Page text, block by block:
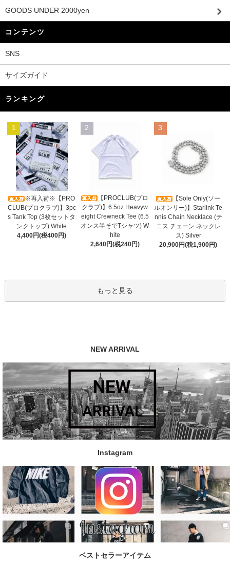
GOODS UNDER 2000yen
コンテンツ
SNS
サイズガイド
ランキング
1
※再入荷※【PRO
CLUB(プロクラブ)】3pc
s Tank Top (3枚セットタ
ンクトップ) White
4,400円(税400円)
2
【PROCLUB(プロ
クラブ)】6.5oz Heavyw
eight Crewneck Tee (6.5
オンス半そでTシャツ) W
hite
2,640円(税240円)
3
【Sole Only(ソー
ルオンリー)】Starlink Te
nnis Chain Necklace (テ
ニス チェーン ネックレ
ス) Silver
20,900円(税1,900円)
もっと見る
NEW ARRIVAL
Instagram
ベストセラーアイテム